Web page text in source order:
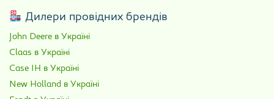
Дилери провідних брендів
John Deere в Україні
Claas в Україні
Case IH в Україні
New Holland в Україні